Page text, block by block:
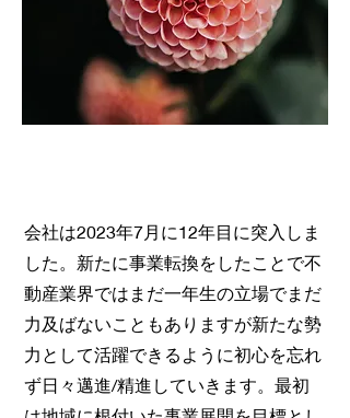
会社は2023年7月に12年目に突入しま
した。新たに事業転換をしたことで不
動産業界ではまだ一年生の立場でまだ
力及ばないこともありますが新たな勢
力として活躍できるように初心を忘れ
ず日々邁進/精進していきます。最初